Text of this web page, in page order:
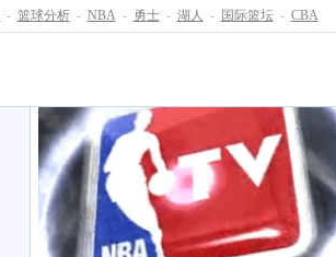
- 篮球分析 - NBA - 勇士 - 湖人 - 国际篮坛 - CBA